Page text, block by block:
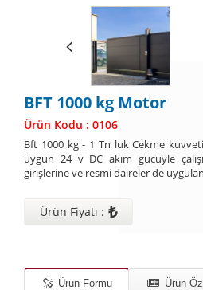
BFT 1000 kg Motor
Ürün Kodu : 0106
Bft 1000 kg - 1 Tn luk Cekme
uygun 24 v DC akım gucuyle
girişlerine ve resmi daireler de
Ürün Fiyatı : ₺
Ürün Formu Ürün